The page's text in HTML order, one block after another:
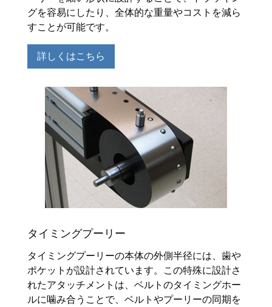
グを容易にしたり、全体的な重量やコストを減ら
すことが可能です。
詳しくはこちら
タイミングプーリー
タイミングプーリーの本体の外側半径には、歯や
ポケットが設計されています。この特殊に設計さ
れたアタッチメントは、ベルトのタイミングホー
ルに噛み合うことで、ベルトやプーリーの同期を